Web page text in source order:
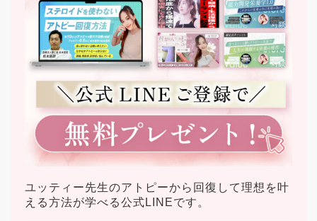
ユッティー先生のアトピーから回復して理想を叶
える方法が学べる公式LINEです。